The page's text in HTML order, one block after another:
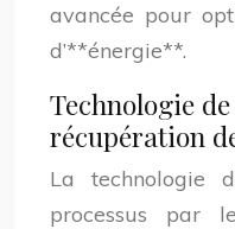
avancée pour
d’**énergie**.
Technologie
récupération
La technologie
processus par